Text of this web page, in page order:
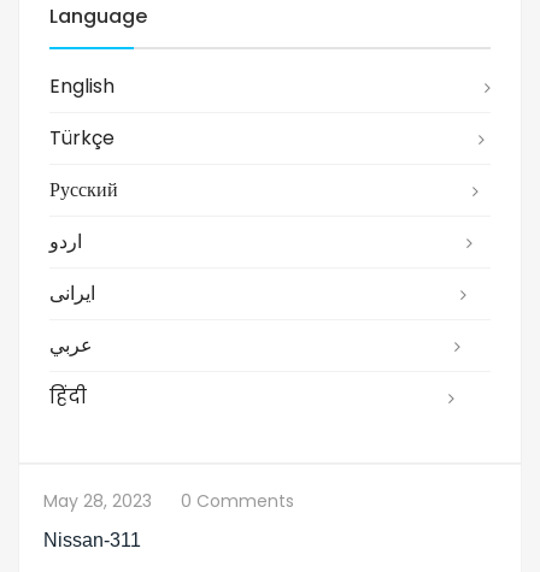
Language
English
Türkçe
Русский
اردو
ایرانی
عربي
हिंदी
May 28, 2023 0 Comments
Nissan-311